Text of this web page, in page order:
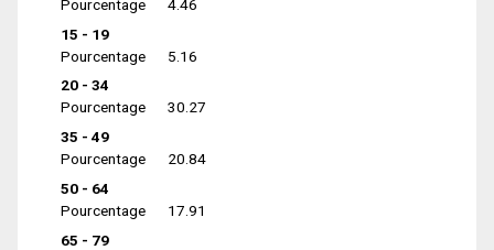
Pourcentage
4.46
15 - 19
Pourcentage
5.16
20 - 34
Pourcentage
30.27
35 - 49
Pourcentage
20.84
50 - 64
Pourcentage
17.91
65 - 79